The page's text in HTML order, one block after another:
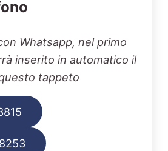
Whatsapp, nel primo
inserito in automatico il
tappeto